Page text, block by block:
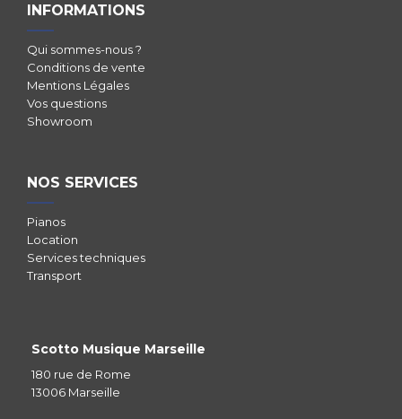
INFORMATIONS
Qui sommes-nous ?
Conditions de vente
Mentions Légales
Vos questions
Showroom
NOS SERVICES
Pianos
Location
Services techniques
Transport
Scotto Musique Marseille
180 rue de Rome
13006 Marseille